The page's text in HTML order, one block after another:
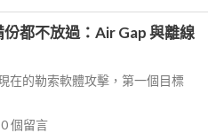
都不放過：Air Gap 與離線
在的勒索軟體攻擊，第一個目標
0個留言